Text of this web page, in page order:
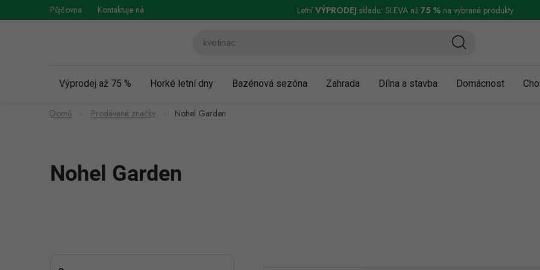
na
Půjčovna Kontaktuje nás Vrácení a reklamace Podmínky ochrany osobních údajů Obchodní
LetníVÝPRODEJ skladu: SLEVA až 75 %na vybrané produkty
Výprodej až 75 % Horké letní dny Bazénová sezóna Zahrada Dílna a stavba Domácnost
Domů Prodávané značky Nohel Garden
Nohel Garden